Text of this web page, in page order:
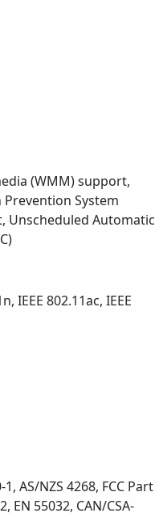
(WMM) support,
System
Unscheduled Automatic
IEEE 802.11ac, IEEE
AS/NZS 4268, FCC Part
EN 55032, CAN/CSA-